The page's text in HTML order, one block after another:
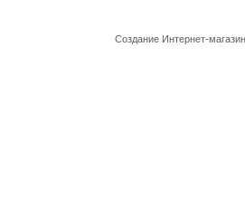
Создание Интернет-